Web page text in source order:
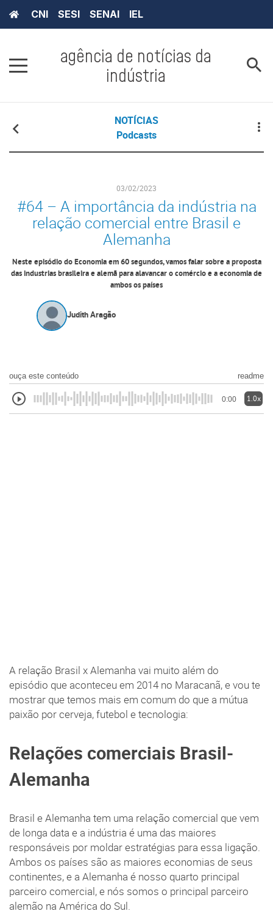
CNI SESI SENAI IEL
agência de notícias da
indústria
NOTÍCIAS
Podcasts
03/02/2023
#64 – A importância da indústria na
relação comercial entre Brasil e
Alemanha
Neste episódio do Economia em 60 segundos, vamos falar sobre a proposta
das industrias brasileira e alemã para alavancar o comércio e a economia de
ambos os países
Judith Aragão
ouça este conteúdo readme
0:00 1.0x
A relação Brasil x Alemanha vai muito além do
episódio que aconteceu em 2014 no Maracanã, e vou te
mostrar que temos mais em comum do que a mútua
paixão por cerveja, futebol e tecnologia:
Relações comerciais Brasil-
Alemanha
Brasil e Alemanha tem uma relação comercial que vem
de longa data e a indústria é uma das maiores
responsáveis por moldar estratégias para essa ligação.
Ambos os países são as maiores economias de seus
continentes, e a Alemanha é nosso quarto principal
parceiro comercial, e nós somos o principal parceiro
alemão na América do Sul.